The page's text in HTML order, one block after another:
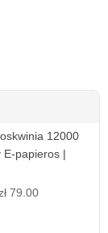
12000
E-papieros |
79.00